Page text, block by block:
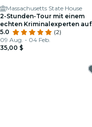
Massachusetts State House
2-Stunden-Tour mit einem
echten Kriminalexperten auf
Beacon Hill
5.0
(2)
09 Aug. - 04 Feb.
35,00 $